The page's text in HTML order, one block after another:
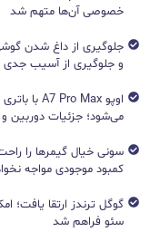
خصوصی آن‌ها متهم شد
جلوگیری از داغ شدن گوشی در
و جلوگیری از آسیب جدی
می‌شود؛ جزئیات دوربین و
کمبود موجودی مواجه
سئو فراهم شد